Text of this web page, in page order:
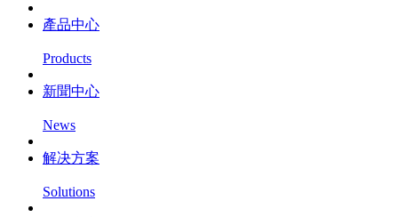
產品中心
Products
新聞中心
News
解决方案
Solutions